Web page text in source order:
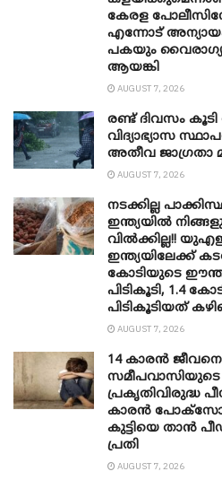
കേരള
എന്നോട്
പകയും
ആയങ്കി
AUGUST 7, 2026
രണ്ട് ദിവസം കൂടി
വിദ്യാഭ്യാസ
അതീവ ജാ​ഗ്രതാ
AUGUST 7, 2026
നടക്കില്ല
ഇന്ത്യയിൽ
വിൽക്കില്ല!!
ഇന്ത്യയിലേക്ക്
കോടിയുടെ
പിടികൂടി, 1.4
പിടികൂടിയത്
AUGUST 7, 2026
14 കാരൻ
സമീപവാസിയുടെ
പ്രകൃതിവിരുദ്ധ
കാരൻ പോക്സോ
കുട്ടിയെ താൻ
പ്രതി
AUGUST 7, 2026